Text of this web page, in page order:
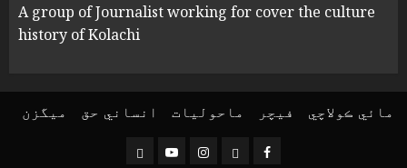
A group of Journalist working for cover the culture
history of Kolachi
مائي ڪولاچي فیچر ماحولیات انساني حق ميگزن
Facebook
Instagram
YouTube
Threads